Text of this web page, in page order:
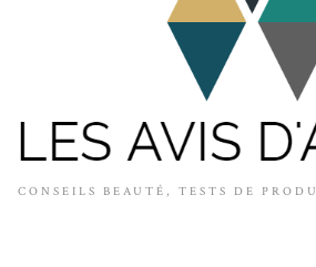
CONSEILS BEAUTÉ, TESTS DE